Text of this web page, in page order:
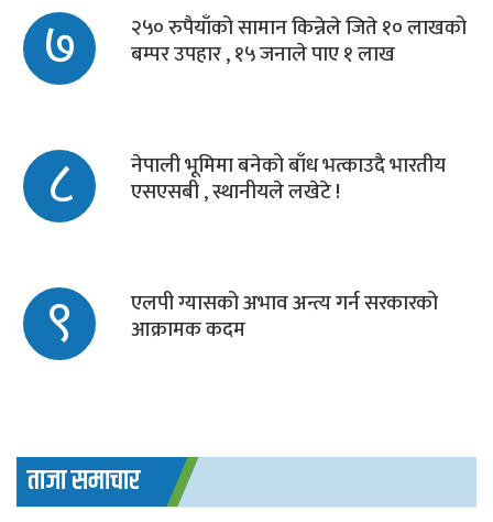
७ २५० रुपैयाँको सामान किन्नेले जिते १० लाखको
बम्पर उपहार , १५ जनाले पाए १ लाख
८ नेपाली भूमिमा बनेको बाँध भत्काउदै भारतीय
एसएसबी , स्थानीयले लखेटे !
९ एलपी ग्यासको अभाव अन्त्य गर्न सरकारको
आक्रामक कदम
ताजा समाचार